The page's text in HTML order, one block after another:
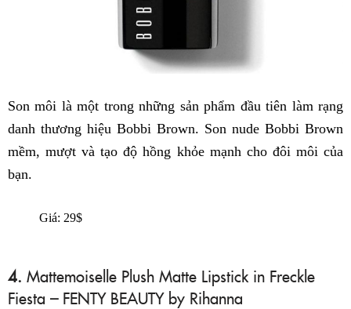
Son môi là một trong những sản phẩm đầu tiên làm rạng
danh thương hiệu Bobbi Brown. Son nude Bobbi Brown
mềm, mượt và tạo độ hồng khỏe mạnh cho đôi môi của
bạn.
Giá: 29$
4. Mattemoiselle Plush Matte Lipstick in Freckle
Fiesta – FENTY BEAUTY by Rihanna